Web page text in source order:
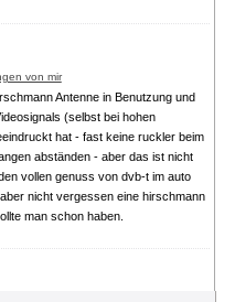
von mir
Antenne in Benutzung und
(selbst bei hohen
hat - fast keine ruckler beim
abständen - aber das ist nicht
vollen genuss von dvb-t im auto
nicht vergessen eine hirschmann
man schon haben.